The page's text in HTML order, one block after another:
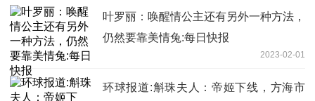
叶罗丽：唤醒情公主还有另外一种方法，
仍然要靠美情兔:每日快报
2023-02-01
环球报道:斛珠夫人：帝姬下线，方海市